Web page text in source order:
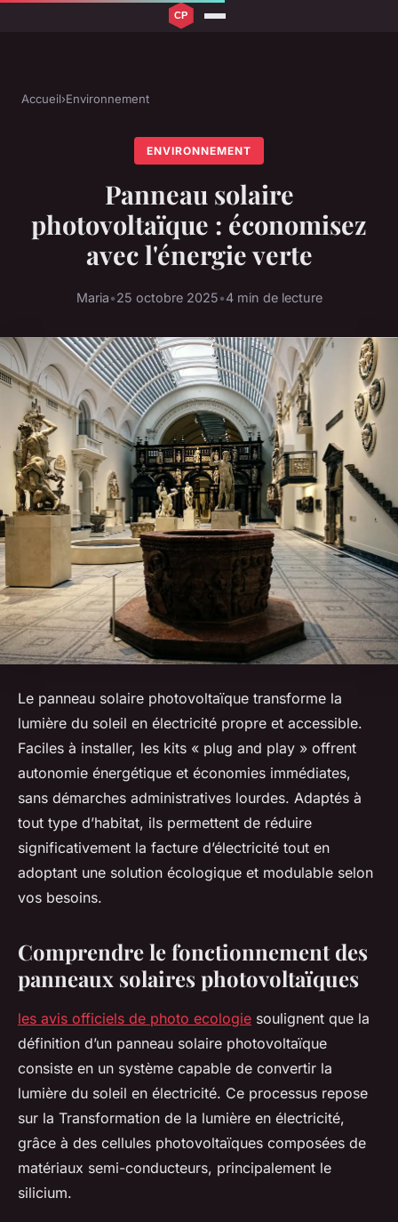
Accueil›Environnement
ENVIRONNEMENT
Panneau solaire
photovoltaïque : économisez
avec l'énergie verte
Maria•25 octobre 2025•4 min de lecture
Le panneau solaire photovoltaïque transforme la
lumière du soleil en électricité propre et accessible.
Faciles à installer, les kits « plug and play » offrent
autonomie énergétique et économies immédiates,
sans démarches administratives lourdes. Adaptés à
tout type d’habitat, ils permettent de réduire
significativement la facture d’électricité tout en
adoptant une solution écologique et modulable selon
vos besoins.
Comprendre le fonctionnement des
panneaux solaires photovoltaïques
les avis officiels de photo ecologie soulignent que la
définition d’un panneau solaire photovoltaïque
consiste en un système capable de convertir la
lumière du soleil en électricité. Ce processus repose
sur la Transformation de la lumière en électricité,
grâce à des cellules photovoltaïques composées de
matériaux semi-conducteurs, principalement le
silicium.